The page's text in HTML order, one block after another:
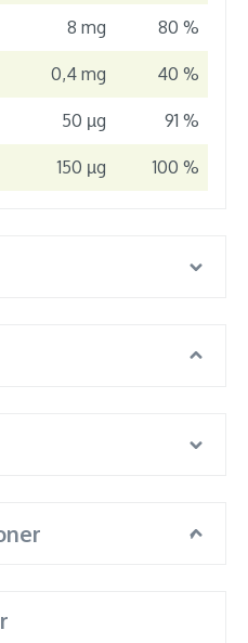
8 mg 80 %
0,4 mg 40 %
50 µg 91 %
150 µg 100 %